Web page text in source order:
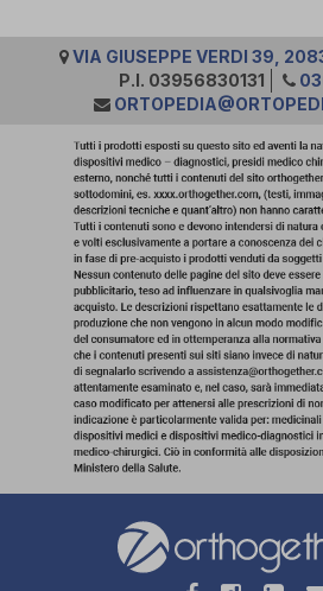
VIA GIUSEPPE VERDI 39,
P.I. 03956830131